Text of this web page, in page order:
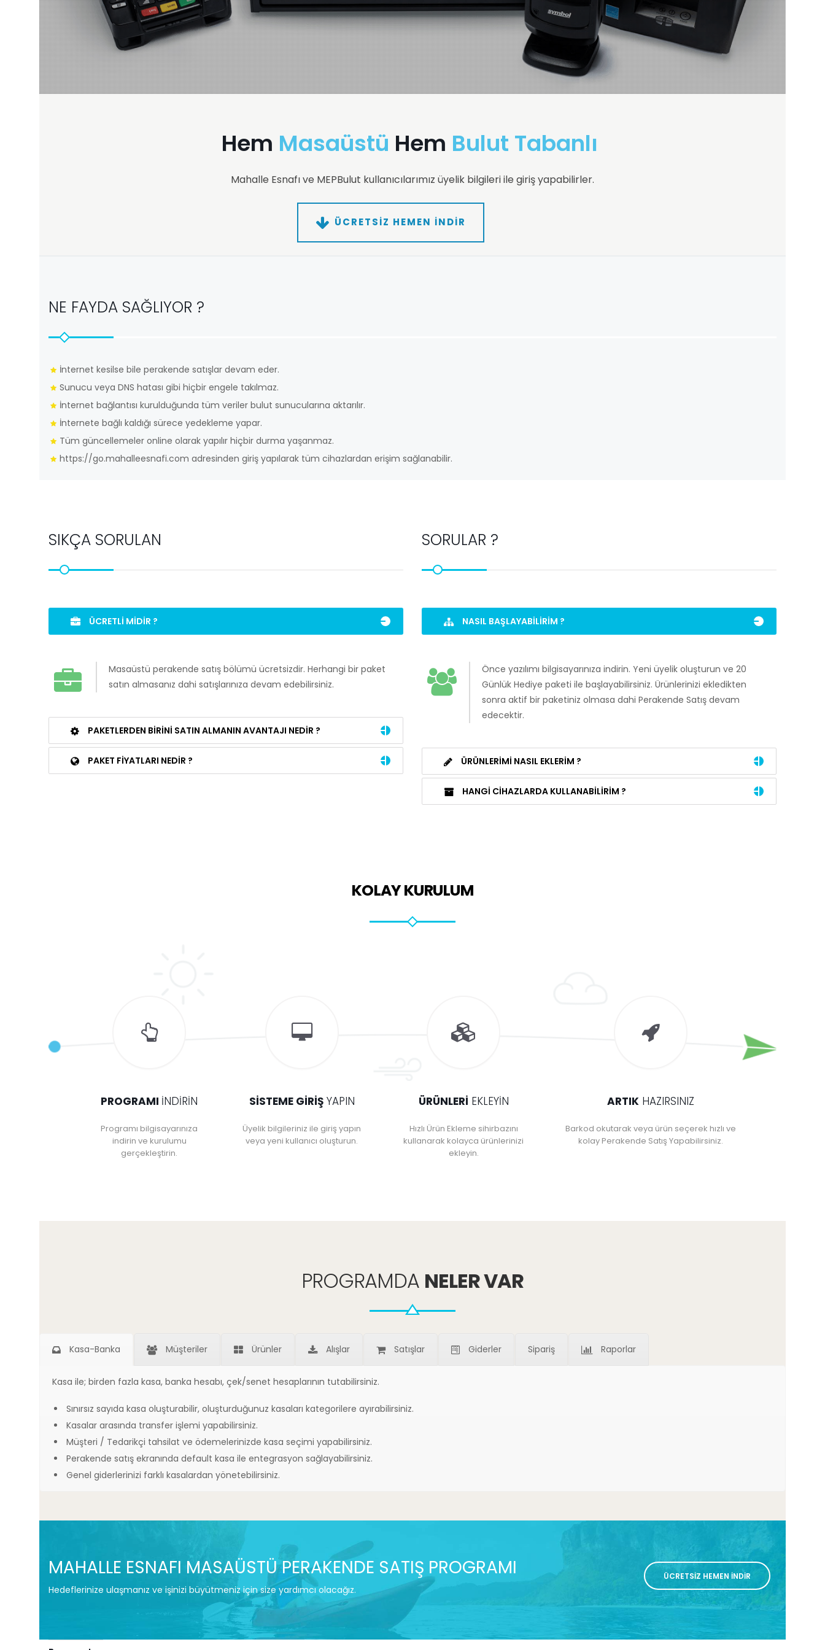
Hem Masaüstü Hem Bulut Tabanlı
Mahalle Esnafı ve MEPBulut kullanıcılarımız üyelik bilgileri ile giriş yapabilirler.
ÜCRETSİZ HEMEN İNDİR
NE FAYDA SAĞLIYOR ?
İnternet kesilse bile perakende satışlar devam eder.
Sunucu veya DNS hatası gibi hiçbir engele takılmaz.
İnternet bağlantısı kurulduğunda tüm veriler bulut sunucularına aktarılır.
İnternete bağlı kaldığı sürece yedekleme yapar.
Tüm güncellemeler online olarak yapılır hiçbir durma yaşanmaz.
https://go.mahalleesnafi.com adresinden giriş yapılarak tüm cihazlardan erişim sağlanabilir.
SIKÇA SORULAN
ÜCRETLI MIDIR ?
Masaüstü perakende satış bölümü ücretsizdir. Herhangi bir paket
satın almasanız dahi satışlarınıza devam edebilirsiniz.
PAKETLERDEN BIRINI SATIN ALMANIN AVANTAJI NEDIR ?
PAKET FIYATLARI NEDIR ?
SORULAR ?
NASIL BAŞLAYABILIRIM ?
Önce yazılımı bilgisayarınıza indirin. Yeni üyelik oluşturun ve 20
Günlük Hediye paketi ile başlayabilirsiniz. Ürünlerinizi ekledikten
sonra aktif bir paketiniz olmasa dahi Perakende Satış devam
edecektir.
ÜRÜNLERIMI NASIL EKLERIM ?
HANGI CIHAZLARDA KULLANABILIRIM ?
KOLAY KURULUM
PROGRAMI İNDIRIN
Programı bilgisayarınıza
indirin ve kurulumu
gerçekleştirin.
SISTEME GIRIŞYAPIN
Üyelik bilgileriniz ile giriş yapın
veya yeni kullanıcı oluşturun.
ÜRÜNLERI EKLEYIN
Hızlı Ürün Ekleme sihirbazını
kullanarak kolayca ürünlerinizi
ekleyin.
ARTIKHAZIRSINIZ
Barkod okutarak veya ürün seçerek hızlı ve
kolay Perakende Satış Yapabilirsiniz.
PROGRAMDA NELER VAR
Kasa-Banka Müşteriler Ürünler Alışlar Satışlar Giderler Sipariş Raporlar
Kasa ile; birden fazla kasa, banka hesabı, çek/senet hesaplarının tutabilirsiniz.
Sınırsız sayıda kasa oluşturabilir, oluşturduğunuz kasaları kategorilere ayırabilirsiniz.
Kasalar arasında transfer işlemi yapabilirsiniz.
Müşteri / Tedarikçi tahsilat ve ödemelerinizde kasa seçimi yapabilirsiniz.
Perakende satış ekranında default kasa ile entegrasyon sağlayabilirsiniz.
Genel giderlerinizi farklı kasalardan yönetebilirsiniz.
MAHALLE ESNAFI MASAÜSTÜ PERAKENDE SATIŞ PROGRAMI
Hedeflerinize ulaşmanız ve işinizi büyütmeniz için size yardımcı olacağız.
ÜCRETSİZ HEMEN İNDİR